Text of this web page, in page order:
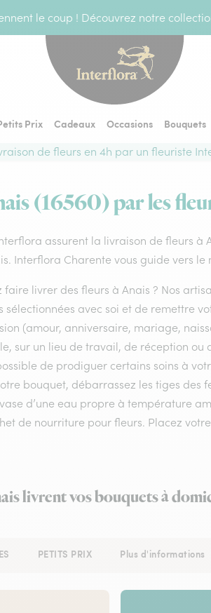
le coup ! Découvrez notre
Prix Cadeaux Occasions Bouquets
de fleurs en 4h par un fleuriste
(16560) par les
assurent la livraison de fleurs
Interflora Charente vous guide vers
faire livrer des fleurs à Anais ? Nos
sélectionnées avec soi et de remettre
(amour, anniversaire, mariage,
sur un lieu de travail, de réception ou
de prodiguer certains soins à
bouquet, débarrassez les tiges des
d’une eau propre à température
de nourriture pour fleurs. Placez
livrent vos bouquets à
PETITS PRIX Plus d'informations